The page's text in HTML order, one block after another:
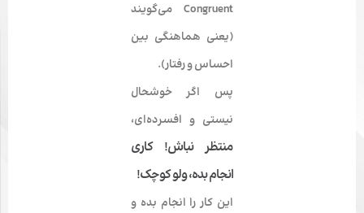
Congruent می‌گویند
(یعنی هماهنگی بین
احساس و رفتار).
پس اگر خوشحال
نیستی و افسرده‌­ای،
منتظر نباش! کاری
انجام بده، ولو کوچک!
این کار را انجام بده و